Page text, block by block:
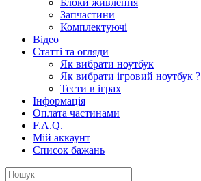
Блоки живлення
Запчастини
Комплектуючі
Відео
Статті та огляди
Як вибрати ноутбук
Як вибрати ігровий ноутбук ?
Тести в іграх
Інформація
Оплата частинами
F.A.Q.
Мій аккаунт
Список бажань